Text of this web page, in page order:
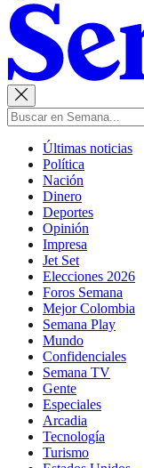
Últimas noticias
Política
Nación
Dinero
Deportes
Opinión
Impresa
Jet Set
Elecciones 2026
Foros Semana
Mejor Colombia
Semana Play
Mundo
Confidenciales
Semana TV
Gente
Especiales
Arcadia
Tecnología
Turismo